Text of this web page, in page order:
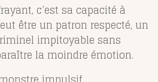
c’est sa capacité à
être un patron respecté, un
impitoyable sans
la moindre émotion.